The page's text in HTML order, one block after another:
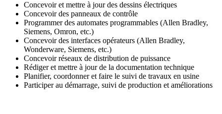
Concevoir et mettre à jour des dessins électriques
Concevoir des panneaux de contrôle
Programmer des automates programmables (Allen Bradley,
Siemens, Omron, etc.)
Concevoir des interfaces opérateurs (Allen Bradley,
Wonderware, Siemens, etc.)
Concevoir réseaux de distribution de puissance
Rédiger et mettre à jour de la documentation technique
Planifier, coordonner et faire le suivi de travaux en usine
Participer au démarrage, suivi de production et améliorations